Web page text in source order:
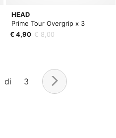
HEAD
Prime Tour Overgrip x 3
€ 4,90 € 8,00
di 3